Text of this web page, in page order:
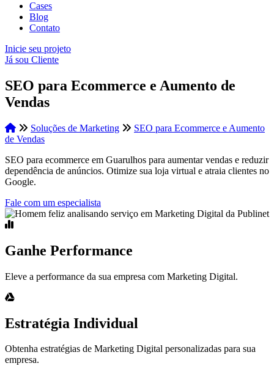
Cases
Blog
Contato
Inicie seu projeto
Já sou Cliente
SEO para Ecommerce e Aumento de
Vendas
Soluções de Marketing
SEO para Ecommerce e Aumento
de Vendas
SEO para ecommerce em Guarulhos para aumentar vendas e reduzir
dependência de anúncios. Otimize sua loja virtual e atraia clientes no
Google.
Fale com um especialista
Ganhe Performance
Eleve a performance da sua empresa com Marketing Digital.
Estratégia Individual
Obtenha estratégias de Marketing Digital personalizadas para sua
empresa.